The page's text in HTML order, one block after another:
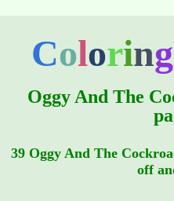
Coloring
Oggy And The
39 Oggy And The
off